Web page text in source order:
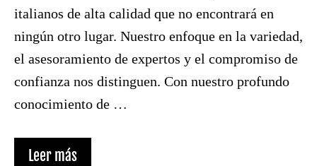
italianos de alta calidad que no encontrará en
ningún otro lugar. Nuestro enfoque en la variedad,
el asesoramiento de expertos y el compromiso de
confianza nos distinguen. Con nuestro profundo
conocimiento de …
Leer más